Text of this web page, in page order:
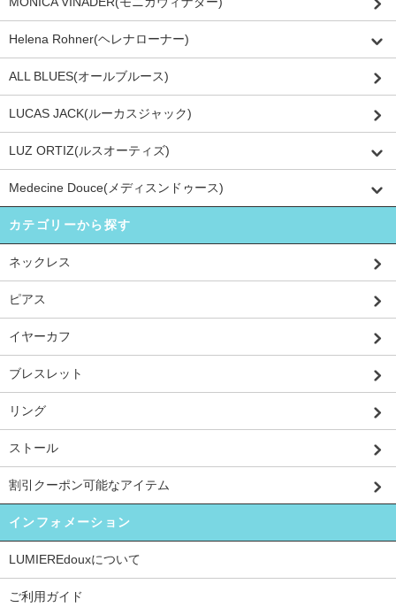
Helena Rohner(ヘレナローナー)
ALL BLUES(オールブルース)
LUCAS JACK(ルーカスジャック)
LUZ ORTIZ(ルスオーティズ)
Medecine Douce(メディスンドゥース)
カテゴリーから探す
ネックレス
ピアス
イヤーカフ
ブレスレット
リング
ストール
割引クーポン可能なアイテム
インフォメーション
LUMIEREdouxについて
ご利用ガイド